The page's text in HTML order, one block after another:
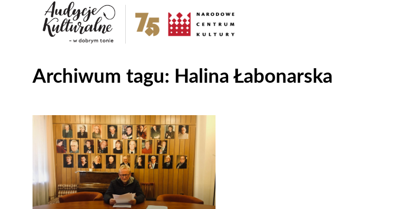
Archiwum tagu: Halina Łabonarska
Odtwarzacz
plików
dźwiękowych